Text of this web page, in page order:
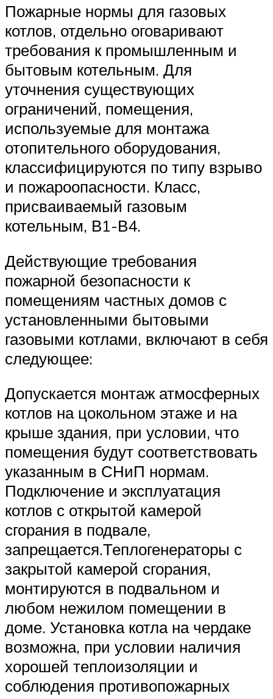
Пожарные нормы для газовых
котлов, отдельно оговаривают
требования к промышленным и
бытовым котельным. Для
уточнения существующих
ограничений, помещения,
используемые для монтажа
отопительного оборудования,
классифицируются по типу взрыво
и пожароопасности. Класс,
присваиваемый газовым
котельным, В1-В4.
Действующие требования
пожарной безопасности к
помещениям частных домов с
установленными бытовыми
газовыми котлами, включают в себя
следующее:
Допускается монтаж атмосферных
котлов на цокольном этаже и на
крыше здания, при условии, что
помещения будут соответствовать
указанным в СНиП нормам.
Подключение и эксплуатация
котлов с открытой камерой
сгорания в подвале,
запрещается.Теплогенераторы с
закрытой камерой сгорания,
монтируются в подвальном и
любом нежилом помещении в
доме. Установка котла на чердаке
возможна, при условии наличия
хорошей теплоизоляции и
соблюдения противопожарных